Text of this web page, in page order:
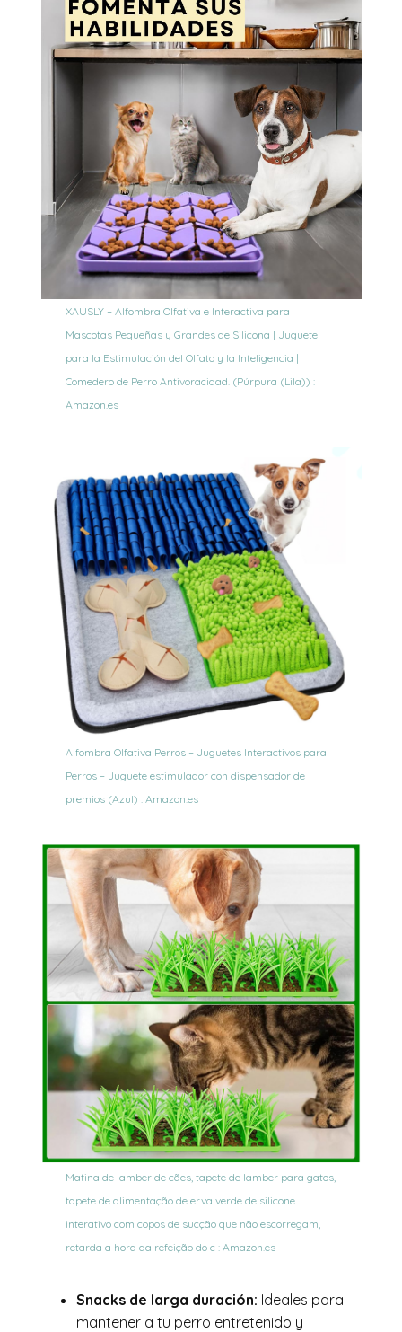
XAUSLY – Alfombra Olfativa e Interactiva para
Mascotas Pequeñas y Grandes de Silicona | Juguete
para la Estimulación del Olfato y la Inteligencia |
Comedero de Perro Antivoracidad. (Púrpura (Lila)) :
Amazon.es
Alfombra Olfativa Perros – Juguetes Interactivos para
Perros – Juguete estimulador con dispensador de
premios (Azul) : Amazon.es
Matina de lamber de cães, tapete de lamber para gatos,
tapete de alimentação de erva verde de silicone
interativo com copos de sucção que não escorregam,
retarda a hora da refeição do c : Amazon.es
Snacks de larga duración: Ideales para
mantener a tu perro entretenido y